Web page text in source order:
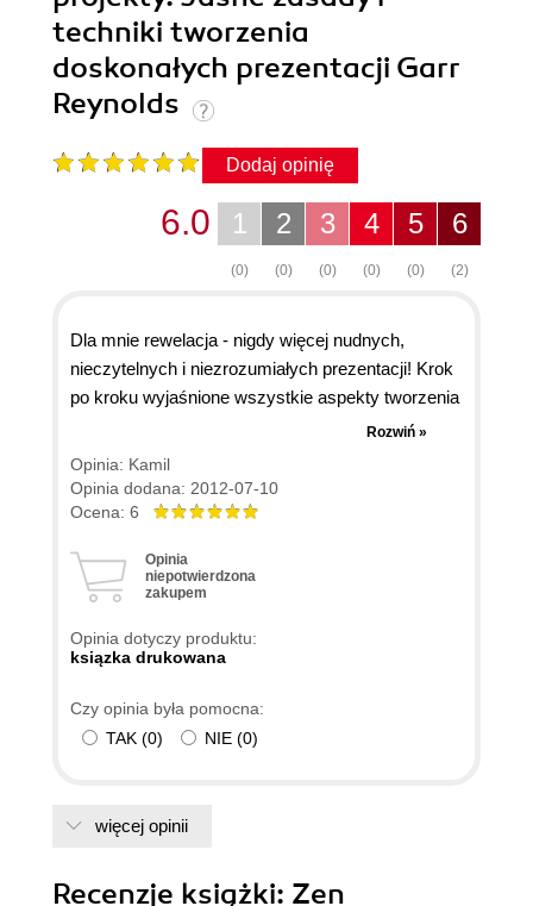
techniki tworzenia
doskonałych prezentacji Garr
Reynolds
Dodaj opinię
6
(2)
5
(0)
4
(0)
3
(0)
2
(0)
1
(0)
6.0
Dla mnie rewelacja - nigdy więcej nudnych,
nieczytelnych i niezrozumiałych prezentacji! Krok
po kroku wyjaśnione wszystkie aspekty tworzenia
prezentacji multimedialnych. Wiele cennych
wskazówek, bardzo dużo porównań graficznych
prawidłowych i nieprawidłowych slajdów z
wyjaśnieniem. Graficznie książka bardzo dobrze
twardej okładki. Zwiększyłbym rozmiar czcionki i
wyjustował treść ;))
Rozwiń »
Opinia: Kamil
Opinia dodana: 2012-07-10
Ocena: 6
Opinia
niepotwierdzona
zakupem
Opinia dotyczy produktu:
ksiązka drukowana
Czy opinia była pomocna:
TAK (0) NIE (0)
więcej opinii
Recenzje książki: Zen